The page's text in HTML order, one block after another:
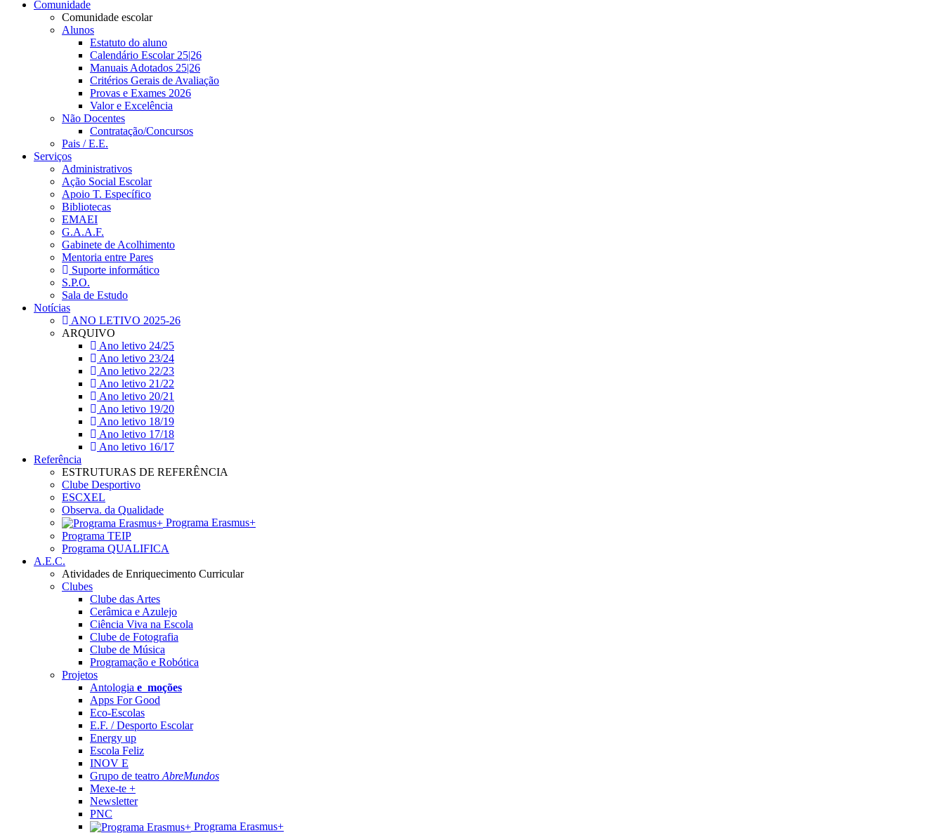
Comunidade
Comunidade escolar
Alunos
Estatuto do aluno
Calendário Escolar 25|26
Manuais Adotados 25|26
Critérios Gerais de Avaliação
Provas e Exames 2026
Valor e Excelência
Não Docentes
Contratação/Concursos
Pais / E.E.
Serviços
Administrativos
Ação Social Escolar
Apoio T. Específico
Bibliotecas
EMAEI
G.A.A.F.
Gabinete de Acolhimento
Mentoria entre Pares
Suporte informático
S.P.O.
Sala de Estudo
Notícias
ANO LETIVO 2025-26
ARQUIVO
Ano letivo 24/25
Ano letivo 23/24
Ano letivo 22/23
Ano letivo 21/22
Ano letivo 20/21
Ano letivo 19/20
Ano letivo 18/19
Ano letivo 17/18
Ano letivo 16/17
Referência
ESTRUTURAS DE REFERÊNCIA
Clube Desportivo
ESCXEL
Observa. da Qualidade
Programa Erasmus+
Programa TEIP
Programa QUALIFICA
A.E.C.
Atividades de Enriquecimento Curricular
Clubes
Clube das Artes
Cerâmica e Azulejo
Ciência Viva na Escola
Clube de Fotografia
Clube de Música
Programação e Robótica
Projetos
Antologia e_moções
Apps For Good
Eco-Escolas
E.F. / Desporto Escolar
Energy up
Escola Feliz
INOV E
Grupo de teatro AbreMundos
Mexe-te +
Newsletter
PNC
Programa Erasmus+